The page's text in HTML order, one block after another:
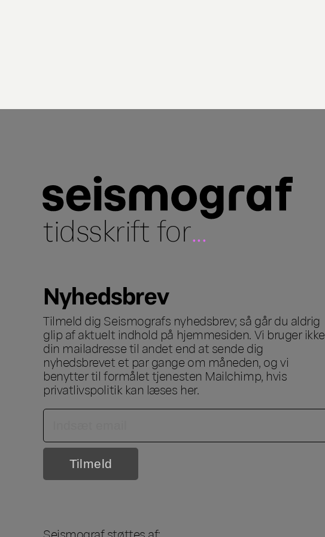
tidsskrift for...
Nyhedsbrev
Tilmeld dig Seismografs nyhedsbrev; så går du aldrig
glip af aktuelt indhold på hjemmesiden. Vi bruger ikke
din mailadresse til andet end at sende dig
nyhedsbrevet et par gange om måneden, og vi
benytter til formålet tjenesten Mailchimp, hvis
privatlivspolitik kan læses her.
Seismograf støttes af: